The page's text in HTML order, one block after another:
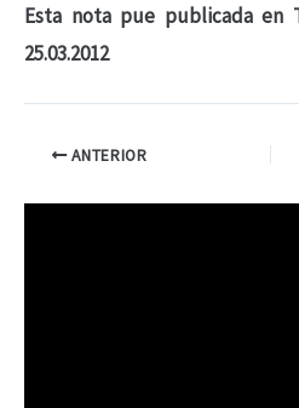
Esta nota pue publicada en
25.03.2012
ANTERIOR